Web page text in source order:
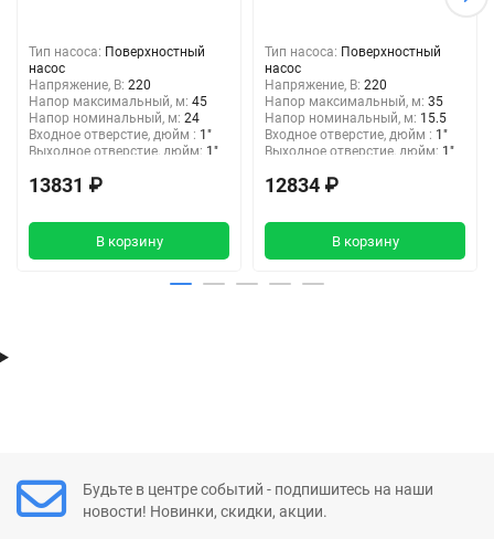
Тип насоса: Поверхностный
насос
Напряжение, В: 220
Напор максимальный, м: 45
Напор номинальный, м: 24
Входное отверстие, дюйм : 1"
Выходное отверстие, дюйм: 1"
13831 ₽
В корзину
Тип насоса: Поверхностный
насос
Напряжение, В: 220
Напор максимальный, м: 35
Напор номинальный, м: 15.5
Входное отверстие, дюйм : 1"
Выходное отверстие, дюйм: 1"
12834 ₽
В корзину
Будьте в центре событий - подпишитесь на наши
новости! Новинки, скидки, акции.